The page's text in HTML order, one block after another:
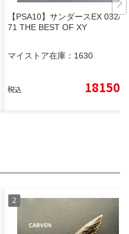
【PSA10】サンダースEX 032/1
71 THE BEST OF XY
マイストア在庫： 1630
税込 18150